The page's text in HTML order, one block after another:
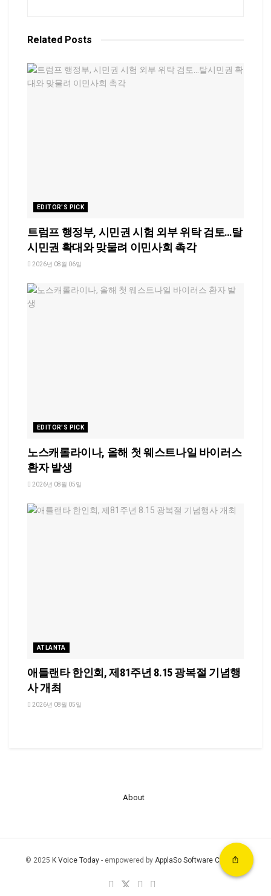
Related Posts
EDITOR'S PICK
트럼프 행정부, 시민권 시험 외부 위탁 검토…탈
시민권 확대와 맞물려 이민사회 촉각
2026년 08월 06일
EDITOR'S PICK
노스캐롤라이나, 올해 첫 웨스트나일 바이러스
환자 발생
2026년 08월 05일
ATLANTA
애틀랜타 한인회, 제81주년 8.15 광복절 기념행
사 개최
2026년 08월 05일
About
© 2025 K Voice Today- empowered by ApplaSo Software Company